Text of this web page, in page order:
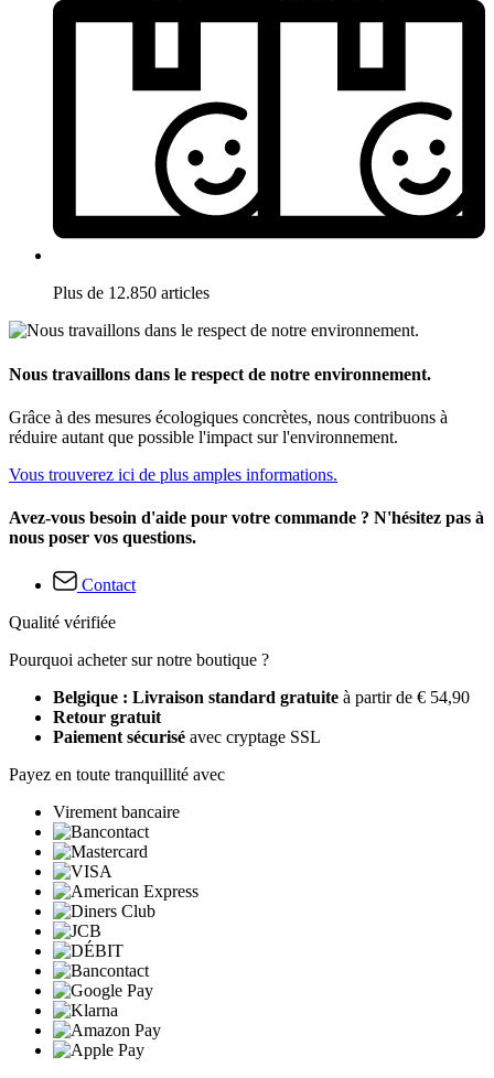
Plus de 12.850 articles
Nous travaillons dans le respect de notre environnement.
Grâce à des mesures écologiques concrètes, nous contribuons à
réduire autant que possible l'impact sur l'environnement.
Vous trouverez ici de plus amples informations.
Avez-vous besoin d'aide pour votre commande ? N'hésitez pas à
nous poser vos questions.
Contact
Qualité vérifiée
Pourquoi acheter sur notre boutique ?
Belgique : Livraison standard gratuite à partir de € 54,90
Retour gratuit
Paiement sécurisé avec cryptage SSL
Payez en toute tranquillité avec
Virement bancaire